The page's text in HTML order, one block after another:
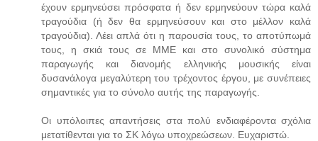
έχουν ερμηνεύσει πρόσφατα ή δεν ερμηνεύουν τώρα καλά
τραγούδια (ή δεν θα ερμηνεύσουν και στο μέλλον καλά
τραγούδια). Λέει απλά ότι η παρουσία τους, το αποτύπωμά
τους, η σκιά τους σε ΜΜΕ και στο συνολικό σύστημα
παραγωγής και διανομής ελληνικής μουσικής είναι
δυσανάλογα μεγαλύτερη του τρέχοντος έργου, με συνέπειες
σημαντικές για το σύνολο αυτής της παραγωγής.
Οι υπόλοιπες απαντήσεις στα πολύ ενδιαφέροντα σχόλια
μετατίθενται για το ΣΚ λόγω υποχρεώσεων. Ευχαριστώ.